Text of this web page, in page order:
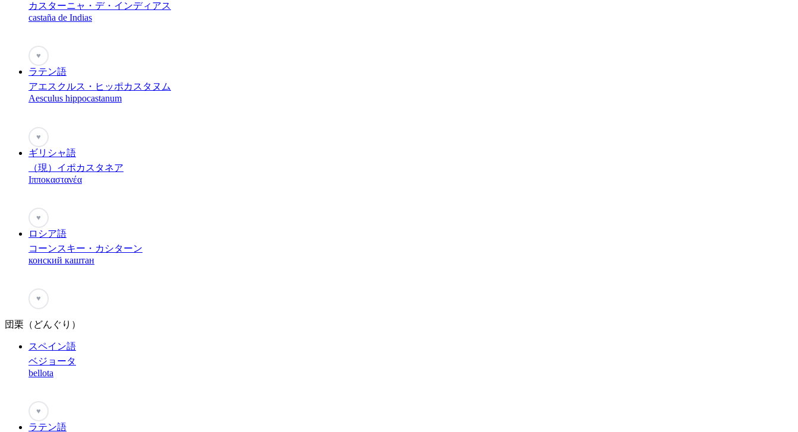
カスターニャ・デ・インディアス
castaña de Indias
♥
ラテン語
アエスクルス・ヒッポカスタヌム
Aesculus hippocastanum
♥
ギリシャ語
（現）イポカスタネア
Ιπποκαστανέα
♥
ロシア語
コーンスキー・カシターン
конский каштан
♥
団栗（どんぐり）
スペイン語
ベジョータ
bellota
♥
ラテン語